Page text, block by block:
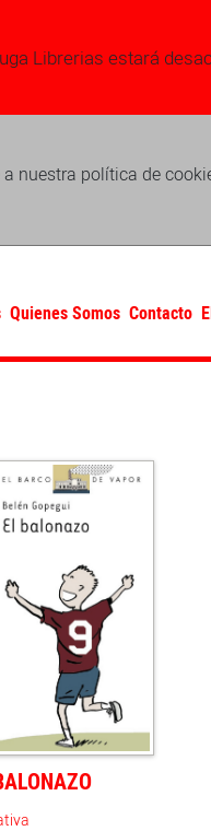
Librerias estará
nuestra política de
Quienes Somos Contacto